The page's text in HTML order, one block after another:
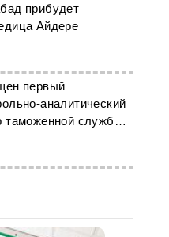
прибудет
Айдере
первый
аналитический
таможенной службы